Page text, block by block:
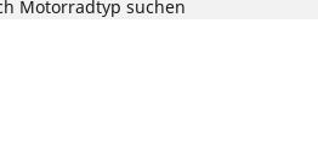
Motorradtyp suchen